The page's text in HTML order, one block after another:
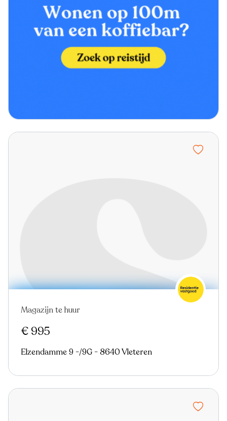
Magazijn te huur
€ 995
Elzendamme 9 -/9G - 8640 Vleteren